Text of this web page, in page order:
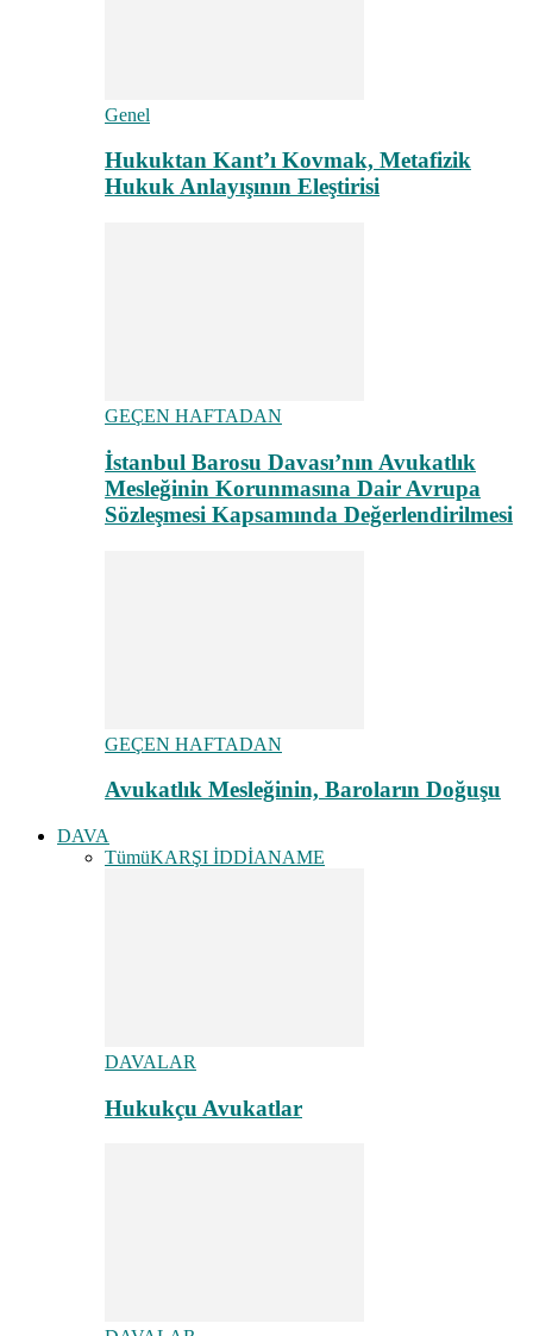
Genel
Hukuktan Kant’ı Kovmak, Metafizik
Hukuk Anlayışının Eleştirisi
GEÇEN HAFTADAN
İstanbul Barosu Davası’nın Avukatlık
Mesleğinin Korunmasına Dair Avrupa
Sözleşmesi Kapsamında Değerlendirilmesi
GEÇEN HAFTADAN
Avukatlık Mesleğinin, Baroların Doğuşu
DAVA
TümüKARŞI İDDİANAME
DAVALAR
Hukukçu Avukatlar